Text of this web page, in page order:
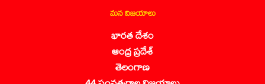
మన విజయాలు
భారత దేశం
ఆంధ్ర ప్రదేశ్
తెలంగాణ